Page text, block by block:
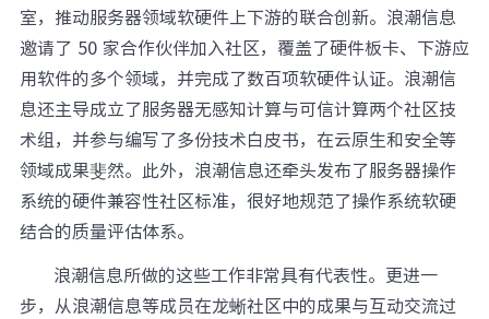
室，推动服务器领域软硬件上下游的联合创新。浪潮信息
邀请了 50 家合作伙伴加入社区，覆盖了硬件板卡、下游应
用软件的多个领域，并完成了数百项软硬件认证。浪潮信
息还主导成立了服务器无感知计算与可信计算两个社区技
术组，并参与编写了多份技术白皮书，在云原生和安全等
领域成果斐然。此外，浪潮信息还牵头发布了服务器操作
系统的硬件兼容性社区标准，很好地规范了操作系统软硬
结合的质量评估体系。
浪潮信息所做的这些工作非常具有代表性。更进一
步，从浪潮信息等成员在龙蜥社区中的成果与互动交流过